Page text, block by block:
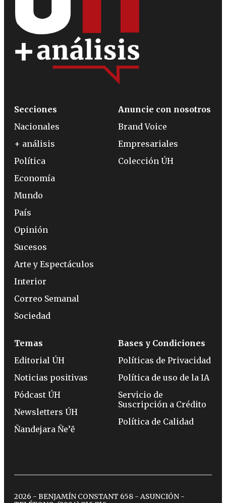
Secciones
Nacionales
+ análisis
Política
Economía
Mundo
País
Opinión
Sucesos
Arte y Espectáculos
Interior
Correo Semanal
Sociedad
Anuncie con nosotros
Brand Voice
Empresariales
Colección ÚH
Temas
Editorial ÚH
Noticias positivas
Pódcast ÚH
Newsletters ÚH
Ñandejara Ñe’ẽ
Bases y Condiciones
Políticas de Privacidad
Política de uso de la IA
Servicio de
Suscripción a Crédito
Política de Calidad
2026 - BENJAMÍN CONSTANT 658 - ASUNCIÓN -